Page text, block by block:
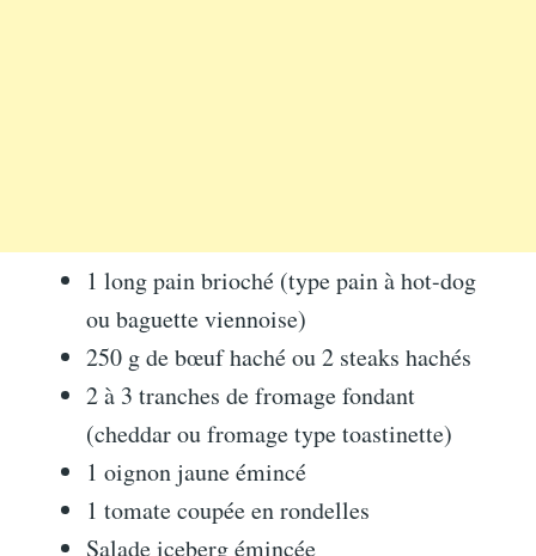
1 long pain brioché (type pain à hot-dog
ou baguette viennoise)
250 g de bœuf haché ou 2 steaks hachés
2 à 3 tranches de fromage fondant
(cheddar ou fromage type toastinette)
1 oignon jaune émincé
1 tomate coupée en rondelles
Salade iceberg émincée